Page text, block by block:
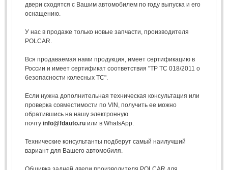
двери сходятся с Вашим автомобилем по году выпуска и его
оснащению.
У нас в продаже только новые запчасти, производителя
POLCAR.
Вся продаваемая нами продукция, имеет сертификацию в
России и имеет сертификат соответствия "ТР ТС 018/2011 о
безопасности колесных ТС".
Если нужна дополнительная техническая консультация или
проверка совместимости по VIN, получить ее можно
обратившись на нашу электронную
почту info@fdauto.ruили в WhatsApp.
Технические консультанты подберут самый наилучший
вариант для Вашего автомобиля.